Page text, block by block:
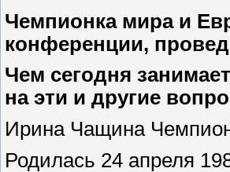
Чемпионка мира и
конференции,
Чем сегодня
на эти и другие
Ирина Чащина
Родилась 24 апреля